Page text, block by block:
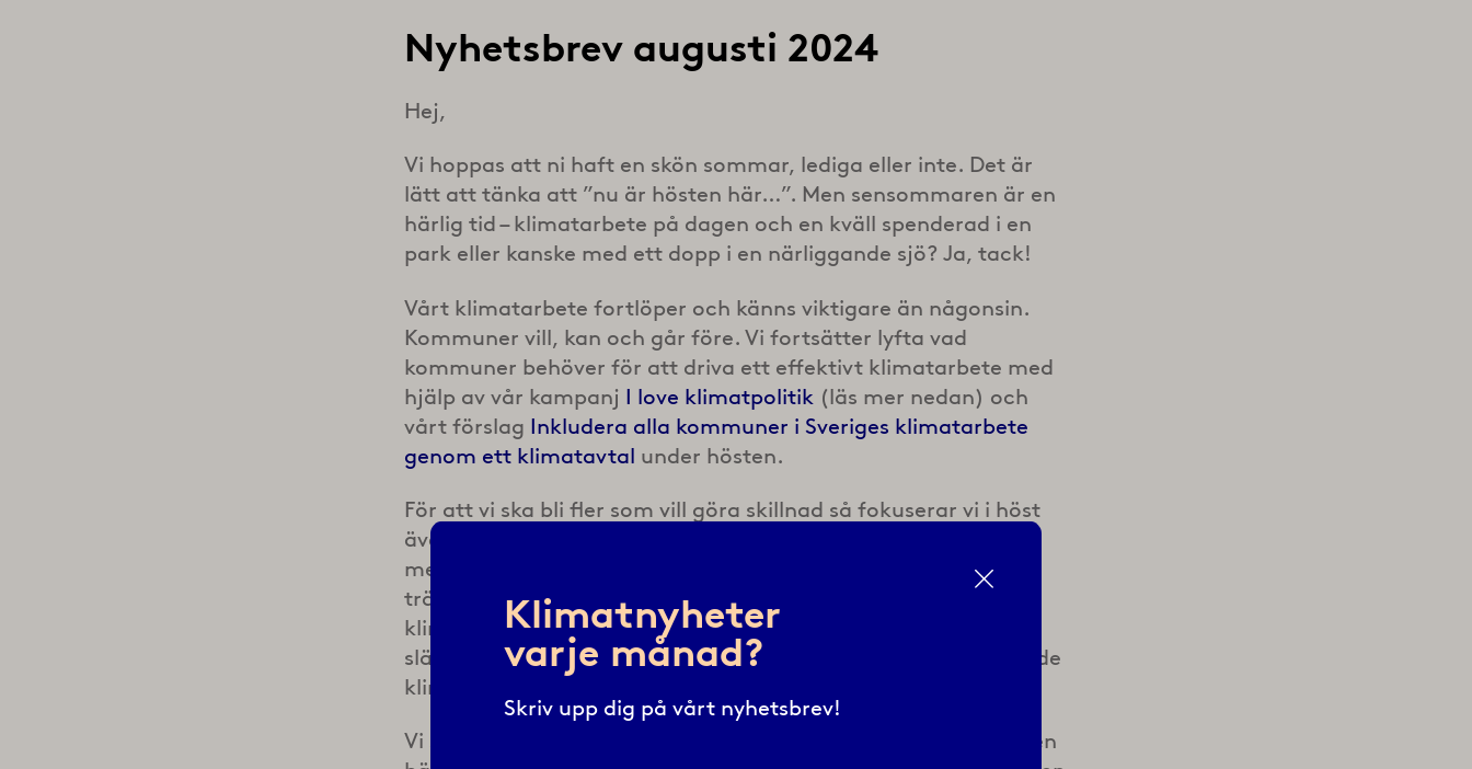
Nyhetsbrev augusti 2024
Hej,
Vi hoppas att ni haft en skön sommar, lediga eller inte. Det är
lätt att tänka att ”nu är hösten här…”. Men sensommaren är en
härlig tid – klimatarbete på dagen och en kväll spenderad i en
park eller kanske med ett dopp i en närliggande sjö? Ja, tack!
Vårt klimatarbete fortlöper och känns viktigare än någonsin.
Kommuner vill, kan och går före. Vi fortsätter lyfta vad
kommuner behöver för att driva ett effektivt klimatarbete med
hjälp av vår kampanj I love klimatpolitik (läs mer nedan) och
vårt förslag Inkludera alla kommuner i Sveriges klimatarbete
genom ett klimatavtal under hösten.
För att vi ska bli fler som vill göra skillnad så fokuserar vi i höst
även på att nå medarbetare med andra roller hos våra
medlemskommuner och medlemsregioner, vi försöker skapa
träffar där du kan ta med dig en kollega som inte jobbar med
klimat. Har du tips på ämne? Hör av dig! Vi kommer även att
släppa ett APT-material som kan användas för att få till givande
klimatsamtal med medarbetare.
Vi ser som vanligt fram emot vår nätverksträff. Den här gången
Klimatnyheter
varje månad?
Skriv upp dig på vårt nyhetsbrev!